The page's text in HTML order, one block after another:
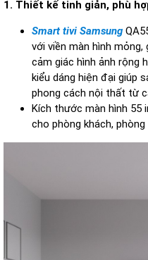
1. Thiết kế tinh giản, phù h
Smart tivi Samsung
với viền màn hình mỏng,
cảm giác hình ảnh rộng h
kiểu dáng hiện đại giúp s
phong cách nội thất từ c
Kích thước màn hình 55
cho phòng khách, phòng